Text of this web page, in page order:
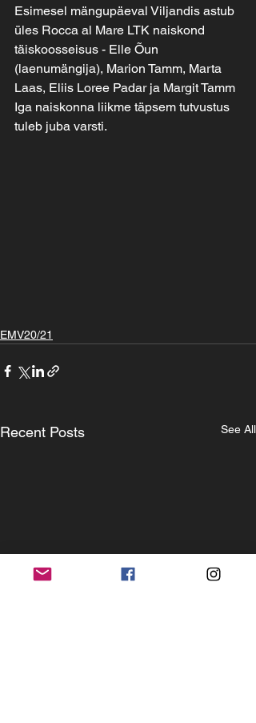
Esimesel mängupäeval Viljandis astub
üles Rocca al Mare LTK naiskond
täiskoosseisus - Elle Õun
(laenumängija), Marion Tamm, Marta
Laas, Eliis Loree Padar ja Margit Tamm
Iga naiskonna liikme täpsem tutvustus
tuleb juba varsti.
EMV20/21
Recent Posts See All